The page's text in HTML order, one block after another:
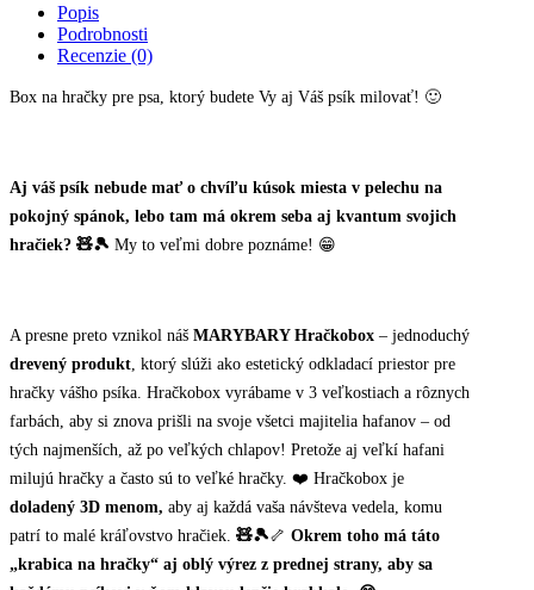
veľkostí)
Popis
Podrobnosti
Recenzie (0)
Box na hračky pre psa, ktorý budete Vy aj Váš psík milovať! 🙂
Aj váš psík nebude mať o chvíľu kúsok miesta v pelechu na
pokojný spánok, lebo tam má okrem seba aj kvantum svojich
hračiek? 🧸🎾 My to veľmi dobre poznáme! 😁
A presne preto vznikol náš MARYBARY Hračkobox – jednoduchý
drevený produkt , ktorý slúži ako estetický odkladací priestor pre
hračky vášho psíka. Hračkobox vyrábame v 3 veľkostiach a rôznych
farbách, aby si znova prišli na svoje všetci majitelia hafanov – od
tých najmenších, až po veľkých chlapov! Pretože aj veľkí hafani
milujú hračky a často sú to veľké hračky. ❤️ Hračkobox je
doladený 3D menom, aby aj každá vaša návšteva vedela, komu
patrí to malé kráľovstvo hračiek. 🧸🎾🦴 Okrem toho má táto
„krabica na hračky“ aj oblý výrez z prednej strany, aby sa